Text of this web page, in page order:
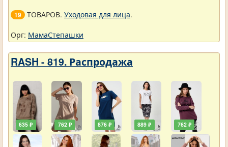
19 ТОВАРОВ. Уходовая для лица.
Орг: МамаСтепашки
RASH - 819. Распродажа
635 ₽ 762 ₽ 876 ₽ 889 ₽ 762 ₽